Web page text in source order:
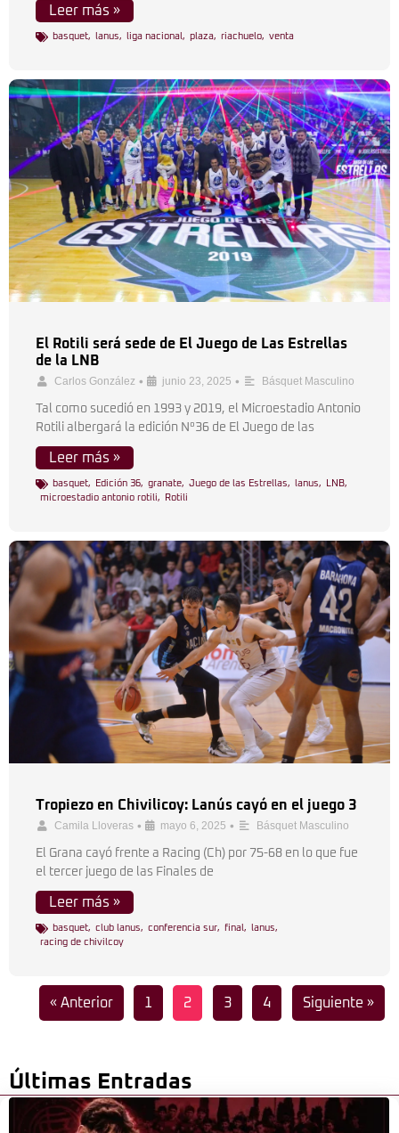
Leer más »
basquet, lanus, liga nacional , plaza, riachuelo, venta
El Rotili será sede de El Juego de Las Estrellas
de la LNB
Carlos González • junio 23, 2025 • Básquet Masculino
Tal como sucedió en 1993 y 2019, el Microestadio Antonio
Rotili albergará la edición N°36 de El Juego de las
Leer más »
basquet, Edición 36, granate, Juego de las Estrellas, lanus, LNB,
microestadio antonio rotili, Rotili
Tropiezo en Chivilicoy: Lanús cayó en el juego 3
Camila Lloveras • mayo 6, 2025 • Básquet Masculino
El Grana cayó frente a Racing (Ch) por 75-68 en lo que fue
el tercer juego de las Finales de
Leer más »
basquet, club lanus, conferencia sur, final , lanus,
racing de chivilcoy
« Anterior 1 2 3 4 Siguiente »
Últimas Entradas